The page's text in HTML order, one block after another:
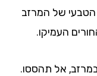
של המרזב
העמיקו.
אל תהססו.